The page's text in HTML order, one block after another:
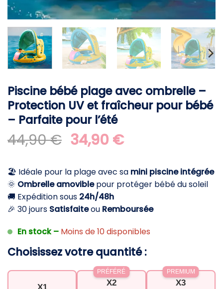
Piscine bébé plage avec ombrelle –
Protection UV et fraîcheur pour bébé
– Parfaite pour l’été
44,90€ Le
prix
initial
était :
44,90 €.
34,90 €Le
actuel
est :
34,90 €.
🏖️ Idéale pour la plage avec sa mini piscine intégrée
🌞 Ombrelle amoviblepour protéger bébé du soleil
🚚 Expédition sous 24h/48h
🎉 30 jours Satisfaiteou Remboursée
En stock – Moins de 10 disponibles
Choisissez votre quantité :
X2
PRÉFÉRÉ
X3
PREMIUM